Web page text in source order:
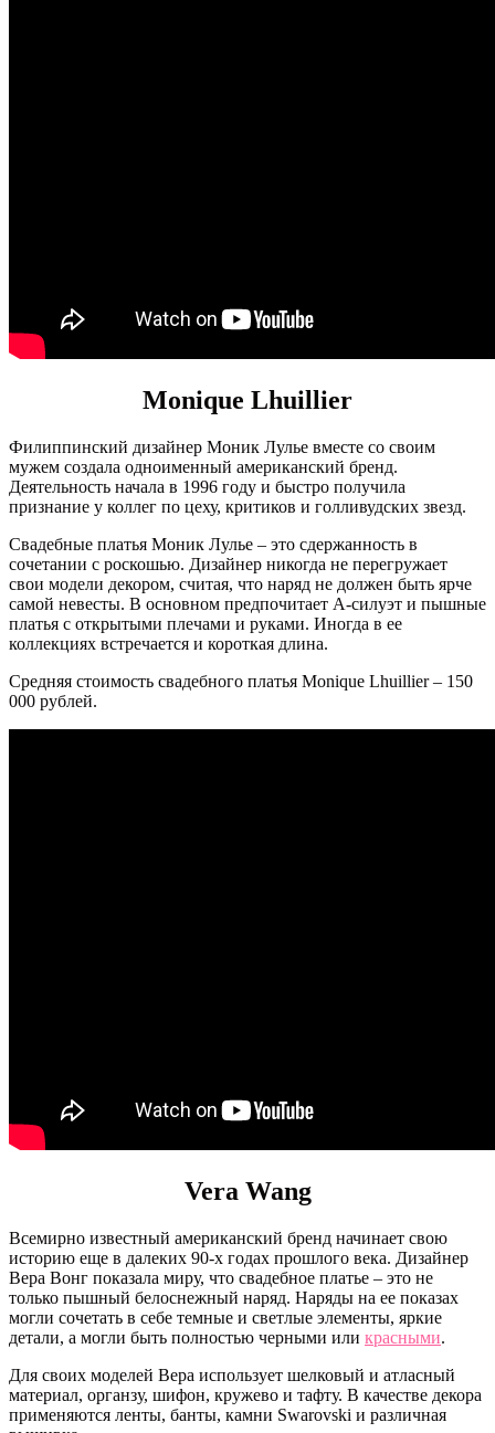
Monique Lhuillier
Филиппинский дизайнер Моник Лулье вместе со своим
мужем создала одноименный американский бренд.
Деятельность начала в 1996 году и быстро получила
признание у коллег по цеху, критиков и голливудских звезд.
Свадебные платья Моник Лулье – это сдержанность в
сочетании с роскошью. Дизайнер никогда не перегружает
свои модели декором, считая, что наряд не должен быть ярче
самой невесты. В основном предпочитает А-силуэт и пышные
платья с открытыми плечами и руками. Иногда в ее
коллекциях встречается и короткая длина.
Средняя стоимость свадебного платья Monique Lhuillier – 150
000 рублей.
Vera Wang
Всемирно известный американский бренд начинает свою
историю еще в далеких 90-х годах прошлого века. Дизайнер
Вера Вонг показала миру, что свадебное платье – это не
только пышный белоснежный наряд. Наряды на ее показах
могли сочетать в себе темные и светлые элементы, яркие
детали, а могли быть полностью черными или красными.
Для своих моделей Вера использует шелковый и атласный
материал, органзу, шифон, кружево и тафту. В качестве декора
применяются ленты, банты, камни Swarovski и различная